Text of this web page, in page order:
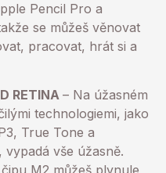
Pencil Pro a
se můžeš věnovat
pracovat, hrát si a
RETINA – Na úžasném
technologiemi, jako
True Tone a
vše úžasně.